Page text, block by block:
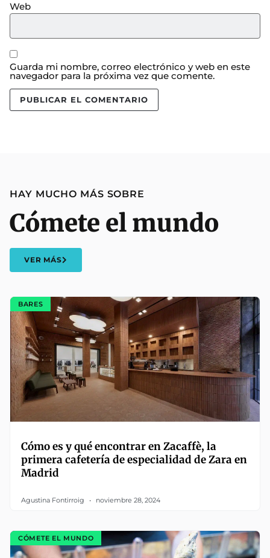
Web
Guarda mi nombre, correo electrónico y web en este
navegador para la próxima vez que comente.
HAY MUCHO MÁS SOBRE
Cómete el mundo
VER MÁS
BARES
Cómo es y qué encontrar en Zacaffè, la
primera cafetería de especialidad de Zara en
Madrid
Agustina Fontirroig noviembre 28, 2024
CÓMETE EL MUNDO